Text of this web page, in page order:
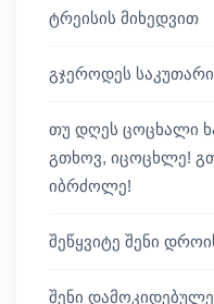
ტრეისის მიხედვით
გჯეროდეს
თუ დღეს ცოცხალი
გთხოვ, იცოცხლე!
იბრძოლე!
შეწყვიტე შენი
შენი